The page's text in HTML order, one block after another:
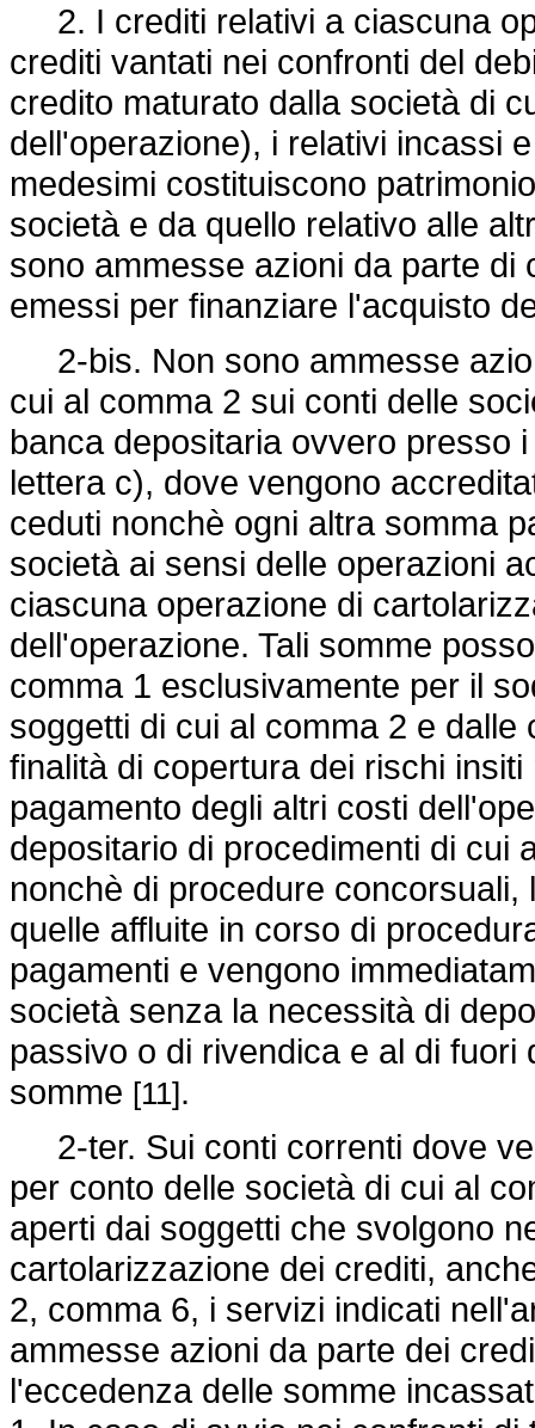
2. I crediti relativi a ciascuna
crediti vantati nei confronti del
credito maturato dalla società di
dell'operazione), i relativi incassi
medesimi costituiscono
società e da quello relativo alle
sono ammesse azioni da parte di
emessi per finanziare l'acquisto
2-bis. Non sono ammesse
cui al comma 2 sui conti delle
banca depositaria ovvero presso
lettera c), dove vengono
ceduti nonchè ogni altra somma
società ai sensi delle operazioni
ciascuna operazione di
dell'operazione. Tali somme
comma 1 esclusivamente per il
soggetti di cui al comma 2 e
finalità di copertura dei rischi
pagamento degli altri costi
depositario di procedimenti di cui
nonchè di procedure
quelle affluite in corso di
pagamenti e vengono
società senza la necessità di
passivo o di rivendica e al di
somme [11].
2-ter. Sui conti correnti dove
per conto delle società di cui al
aperti dai soggetti che svolgono
cartolarizzazione dei crediti,
2, comma 6, i servizi indicati
ammesse azioni da parte dei
l'eccedenza delle somme